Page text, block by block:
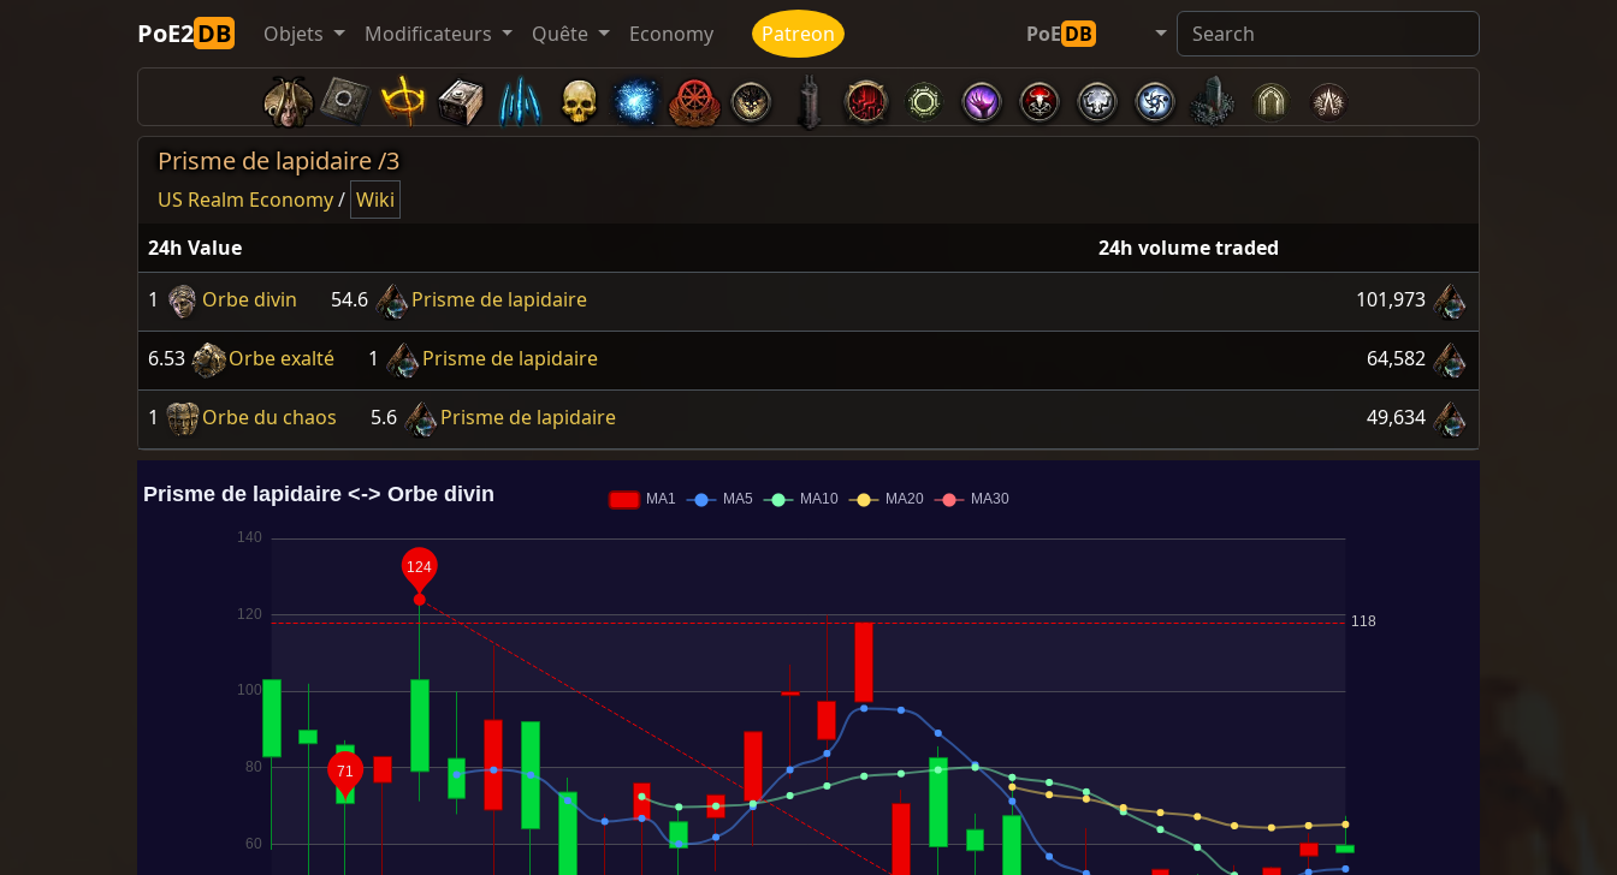
PoE2DB Objets Modificateurs Quête Economy Patreon PoEDB
Prisme de lapidaire /3
US Realm Economy/ Wiki
24h Value
24h volume traded
1
Orbe divin 54.6 Prisme de lapidaire 101,973
6.53 Orbe exalté 1 Prisme de lapidaire 64,582
1 Orbe du chaos 5.6 Prisme de lapidaire 49,634